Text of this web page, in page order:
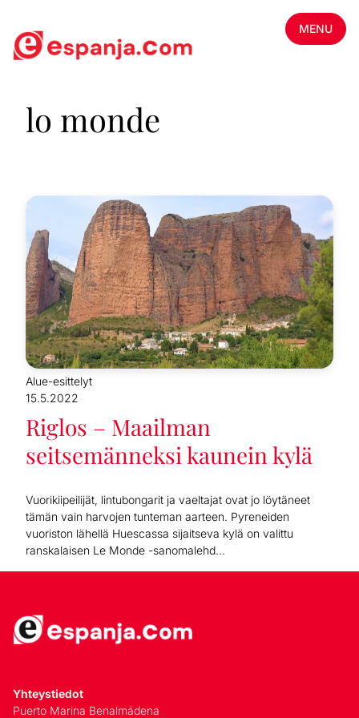
MENU
lo monde
Alue-esittelyt
15.5.2022
Riglos – Maailman
seitsemänneksi kaunein kylä
Vuorikiipeilijät, lintubongarit ja vaeltajat ovat jo löytäneet
tämän vain harvojen tunteman aarteen. Pyreneiden
vuoriston lähellä Huescassa sijaitseva kylä on valittu
ranskalaisen Le Monde -sanomalehd...
Yhteystiedot
Puerto Marina Benalmádena